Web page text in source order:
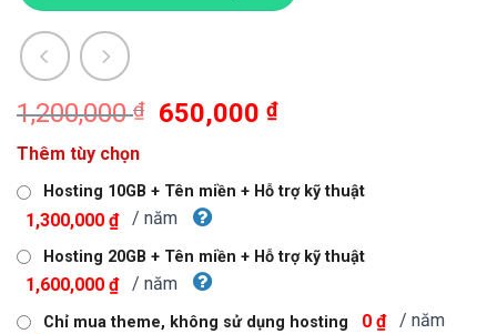
1,200,000₫
Giá
1,200,000 ₫.
650,000₫Giá
là:
Thêm tùy chọn
Hosting 10GB + Tên miền + Hỗ trợ kỹ thuật
1,300,000 ₫ / năm
Hosting 20GB + Tên miền + Hỗ trợ kỹ thuật
1,600,000 ₫ / năm
Chỉ mua theme, không sử dụng hosting 0 ₫ / năm